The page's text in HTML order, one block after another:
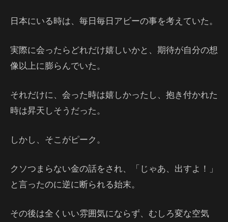
日本にいる時は、毎日毎日アビーの事を考えていた。
実際に会ったらどれだけ嬉しいかと、期待が自分の想
像以上に膨らんでいた。
それだけに、会った時は嬉しかったし、抱き付かれた
時は昇天しそうだった。
しかし、そこがピーク。
クソつまらない金の話をされ、「じゃあ、出すよ！」
と言ったのに逆に断られる始末。
その後は全くいい雰囲気にならず、むしろ変な空気